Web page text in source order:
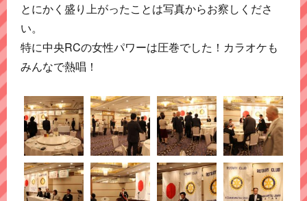
とにかく盛り上がったことは写真からお察しくださ
い。
特に中央RCの女性パワーは圧巻でした！カラオケも
みんなで熱唱！